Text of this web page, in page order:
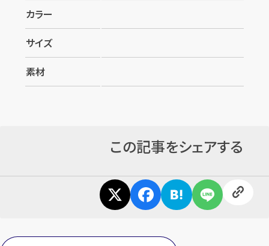
カラー
サイズ
素材
この記事をシェアする